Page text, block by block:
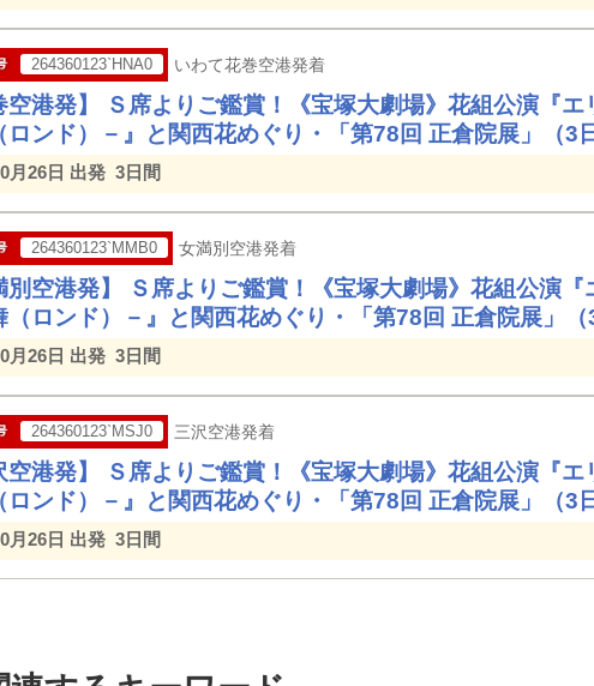
264360123`HNA0 いわて花巻空港発着
空港発】 Ｓ席よりご鑑賞！《宝塚大劇場》花組公演『
ロンド）－』と関西花めぐり・「第78回 正倉院展」（3
月26日 出発 3日間
264360123`MMB0 女満別空港発着
別空港発】 Ｓ席よりご鑑賞！《宝塚大劇場》花組公演
（ロンド）－』と関西花めぐり・「第78回 正倉院展」（
月26日 出発 3日間
264360123`MSJ0 三沢空港発着
空港発】 Ｓ席よりご鑑賞！《宝塚大劇場》花組公演『
ロンド）－』と関西花めぐり・「第78回 正倉院展」（3
月26日 出発 3日間